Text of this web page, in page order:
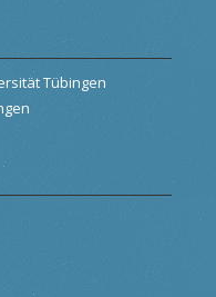
Tübingen